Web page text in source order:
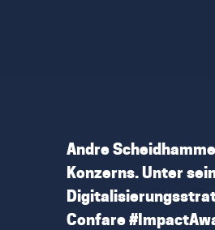
Andre
Konzerns. Unter
Confare